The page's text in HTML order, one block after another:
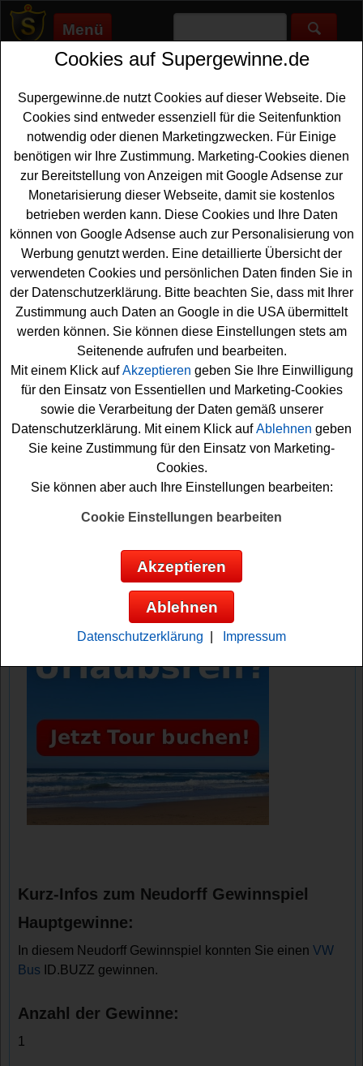
Menü
Supergewinne.de>Gewinnspiele>Auto Gewinnspiele>Neudorff
Anzeige:
Anzeige:
Neudorff Gewinnspiel - mit
Kassenbon gewinnen
Wer gern einen tollenVW Bus gewinnenmöchte, sollte
bei diesem aktuellen Neudorff Gewinnspiel mit
Kassenbon in der App mitmachen. Neudorff verlost einen
Volkswagen ID.Buzz und mit etwas Glück können Sie
diesen tollenVWBus gewinnen. Falls Sie an der
Verlosung teilnehmen möchten, müssen Sie einen
Kassenbon einsenden. Dafür müssen Sie im
Aktionszeitraum mindestens zwei Neudorff Produkte
kaufen und in derAppIhren Kassenbon hochladen. Bitte
beachten Sie die genauen Teilnahmebedingungen bei
diesem Neudorff Gewinnspiel. Mit etwas Glück können
Sie dann den tollen VW Bus gewinnen. Das wäre doch
der absolute Traum für jeden Gewinner, oder etwa nicht?
Viel Erfolg!
Anzeige:
Kurz-Infos zum Neudorff Gewinnspiel
Hauptgewinne:
In diesem Neudorff Gewinnspiel konnten Sie einenVW
Bus ID.BUZZ gewinnen.
Anzahl der Gewinne:
1
Cookies auf Supergewinne.de
Supergewinne.de nutzt Cookies auf dieser Webseite. Die
Cookies sind entweder essenziell für die Seitenfunktion
notwendig oder dienen Marketingzwecken. Für Einige
benötigen wir Ihre Zustimmung. Marketing-Cookies dienen
zur Bereitstellung von Anzeigen mit Google Adsense zur
Monetarisierung dieser Webseite, damit sie kostenlos
betrieben werden kann. Diese Cookies und Ihre Daten
können von Google Adsense auch zur Personalisierung von
Werbung genutzt werden. Eine detaillierte Übersicht der
verwendeten Cookies und persönlichen Daten finden Sie in
der Datenschutzerklärung. Bitte beachten Sie, dass mit Ihrer
Zustimmung auch Daten an Google in die USA übermittelt
werden können. Sie können diese Einstellungen stets am
Seitenende aufrufen und bearbeiten.
Mit einem Klick aufAkzeptieren geben Sie Ihre Einwilligung
für den Einsatz von Essentiellen und Marketing-Cookies
sowie die Verarbeitung der Daten gemäß unserer
Datenschutzerklärung. Mit einem Klick aufAblehnen geben
Sie keine Zustimmung für den Einsatz von Marketing-
Cookies.
Sie können aber auch Ihre Einstellungen bearbeiten:
Cookie Einstellungen bearbeiten
Akzeptieren
Ablehnen
Datenschutzerklärung Impressum